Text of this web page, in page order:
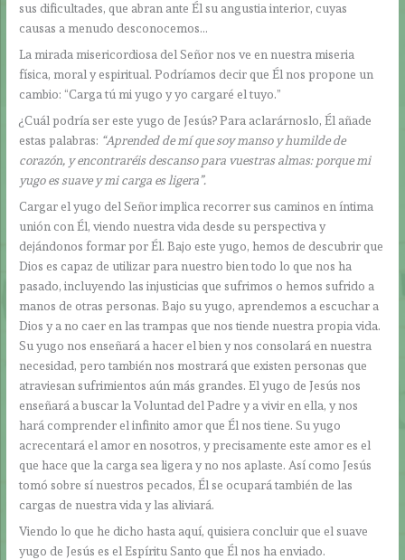
sus dificultades, que abran ante Él su angustia interior, cuyas
causas a menudo desconocemos…
La mirada misericordiosa del Señor nos ve en nuestra miseria
física, moral y espiritual. Podríamos decir que Él nos propone un
cambio: “Carga tú mi yugo y yo cargaré el tuyo.”
¿Cuál podría ser este yugo de Jesús? Para aclarárnoslo, Él añade
estas palabras: “Aprended de mí que soy manso y humilde de
corazón, y encontraréis descanso para vuestras almas: porque mi
yugo es suave y mi carga es ligera”.
Cargar el yugo del Señor implica recorrer sus caminos en íntima
unión con Él, viendo nuestra vida desde su perspectiva y
dejándonos formar por Él. Bajo este yugo, hemos de descubrir que
Dios es capaz de utilizar para nuestro bien todo lo que nos ha
pasado, incluyendo las injusticias que sufrimos o hemos sufrido a
manos de otras personas. Bajo su yugo, aprendemos a escuchar a
Dios y a no caer en las trampas que nos tiende nuestra propia vida.
Su yugo nos enseñará a hacer el bien y nos consolará en nuestra
necesidad, pero también nos mostrará que existen personas que
atraviesan sufrimientos aún más grandes. El yugo de Jesús nos
enseñará a buscar la Voluntad del Padre y a vivir en ella, y nos
hará comprender el infinito amor que Él nos tiene. Su yugo
acrecentará el amor en nosotros, y precisamente este amor es el
que hace que la carga sea ligera y no nos aplaste. Así como Jesús
tomó sobre sí nuestros pecados, Él se ocupará también de las
cargas de nuestra vida y las aliviará.
Viendo lo que he dicho hasta aquí, quisiera concluir que el suave
yugo de Jesús es el Espíritu Santo que Él nos ha enviado.